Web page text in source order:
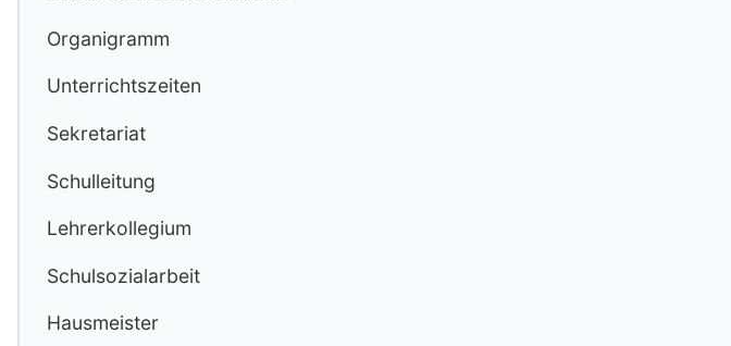
Organigramm
Unterrichtszeiten
Sekretariat
Schulleitung
Lehrerkollegium
Schulsozialarbeit
Hausmeister